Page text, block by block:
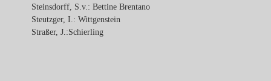
Steinsdorff, S.v.: Bettine Brentano
Steutzger, I.: Wittgenstein
Straßer, J.:Schierling